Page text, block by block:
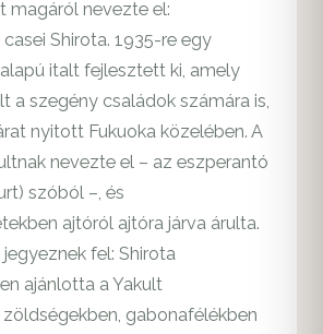
magáról nevezte el:
Shirota. 1935-re egy
italt fejlesztett ki, amely
a szegény családok számára is,
nyitott Fukuoka közelében. A
nevezte el – az eszperantó
szóból –, és
ajtóról ajtóra járva árulta.
fel: Shirota
ajánlotta a Yakult
gabonafélékben